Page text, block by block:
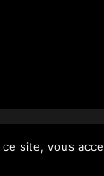
site, vous